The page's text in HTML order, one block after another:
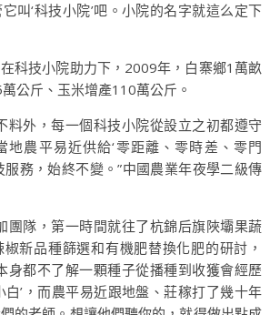
叫‘科技小院’吧。小院的名字就這么定下
科技小院助力下，2009年，白寨鄉1萬畝
公斤、玉米增產110萬公斤。
料外，每一個科技小院從設立之初都遵守
農平易近供給‘零距離、零時差、零門
服務，始終不變。”中國農業年夜學二級傳
團隊，第一時間就往了杭錦后旗陜壩果蔬
新品種篩選和有機肥替換化肥的研討，
身都不了解一顆種子從播種到收獲會經歷
白’，而農平易近跟地盤、莊稼打了幾十年